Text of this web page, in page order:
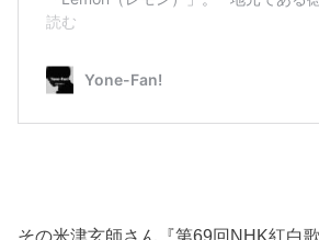
その米津玄師さん『第69回NHK紅白